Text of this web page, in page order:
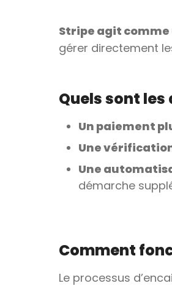
Stripe agit
gérer directement
Quels sont
Un paiement
Une
Une
démarche
Comment
Le processus